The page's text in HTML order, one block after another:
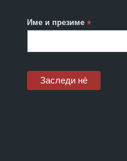
Име и презиме*